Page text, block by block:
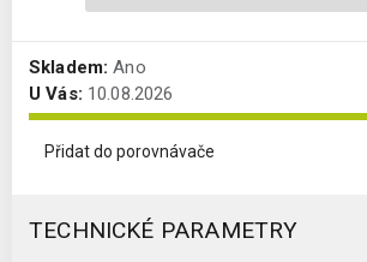
Skladem: Ano
U Vás: 10.08.2026
Přidat do porovnávače
TECHNICKÉ PARAMETRY